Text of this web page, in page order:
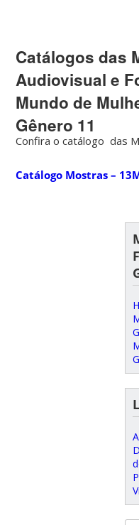
Catálogos das
Audiovisual e
Mundo de
Gênero 11
Confira o catálogo das
Catálogo Mostras –